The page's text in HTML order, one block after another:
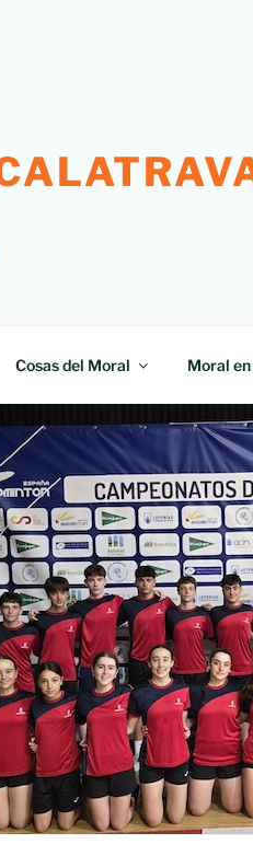
Cosas del Moral Moral